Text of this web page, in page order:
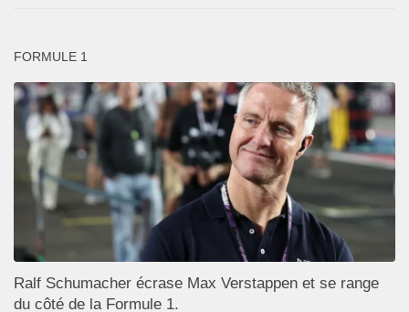
FORMULE 1
Ralf Schumacher écrase Max Verstappen et se range
du côté de la Formule 1.